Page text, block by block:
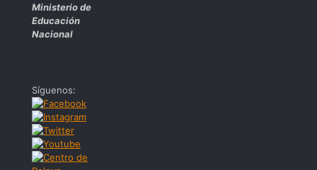
Ministerio de
Educación
Nacional
Síguenos: